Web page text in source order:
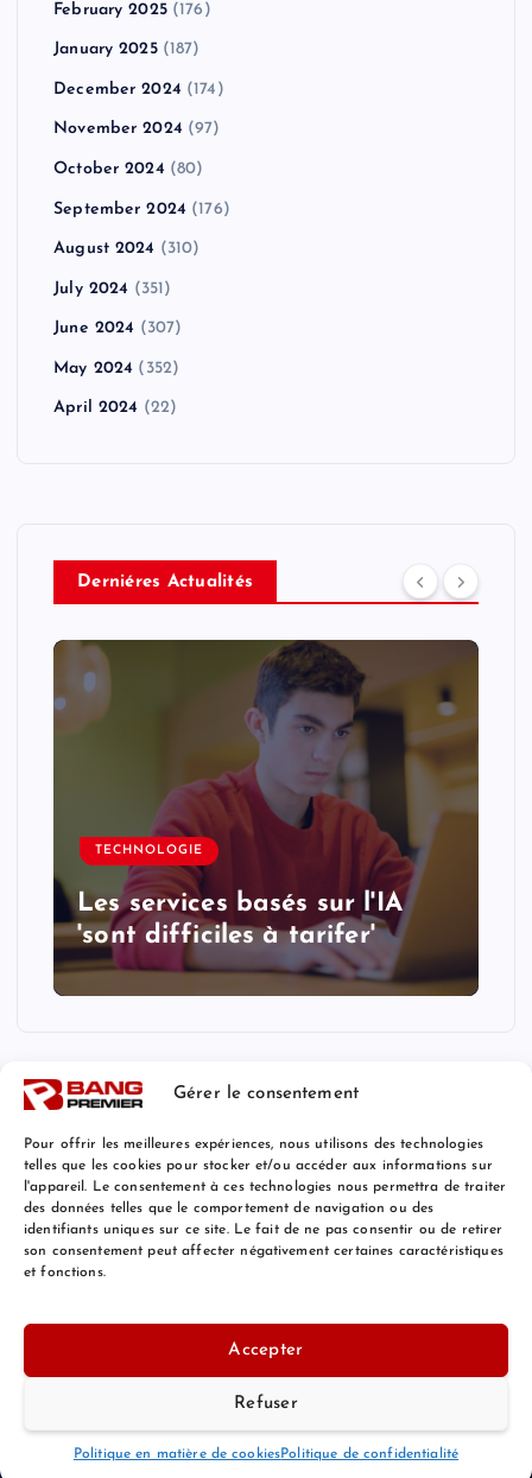
Gérer le consentement
Pour offrir les meilleures expériences, nous utilisons des technologies
telles que les cookies pour stocker et/ou accéder aux informations sur
l'appareil. Le consentement à ces technologies nous permettra de traiter
des données telles que le comportement de navigation ou des
identifiants uniques sur ce site. Le fait de ne pas consentir ou de retirer
son consentement peut affecter négativement certaines caractéristiques
et fonctions.
Accepter
Refuser
Politique en matière de cookiesPolitique de confidentialité
February 2025(176)
January 2025(187)
December 2024 (174)
November 2024 (97)
October 2024 (80)
September 2024 (176)
August 2024 (310)
July 2024 (351)
June 2024 (307)
May 2024 (352)
April 2024 (22)
Derniéres Actualités
TECHNOLOGIE
Les services basés sur l'IA
'sont difficiles à tarifer'
Mentions Légales